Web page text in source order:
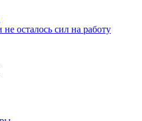
осталось сил на работу